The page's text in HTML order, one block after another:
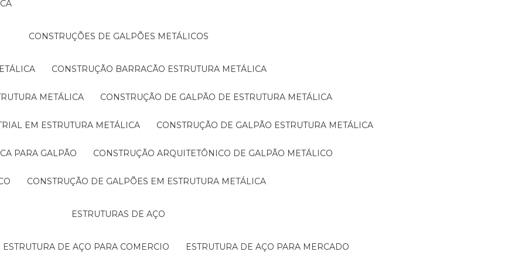
CONSTRUÇÕES DE GALPÕES METÁLICOS
CONSTRUÇÃO BARRACÃO ESTRUTURA METÁLICA
METÁLICA CONSTRUÇÃO DE GALPÃO DE ESTRUTURA METÁLICA
EM ESTRUTURA METÁLICA CONSTRUÇÃO DE GALPÃO ESTRUTURA METÁLICA
PARA GALPÃO CONSTRUÇÃO ARQUITETÔNICO DE GALPÃO METÁLICO
CONSTRUÇÃO DE GALPÕES EM ESTRUTURA METÁLICA
ESTRUTURAS DE AÇO
ESTRUTURA DE AÇO PARA COMERCIO ESTRUTURA DE AÇO PARA MERCADO